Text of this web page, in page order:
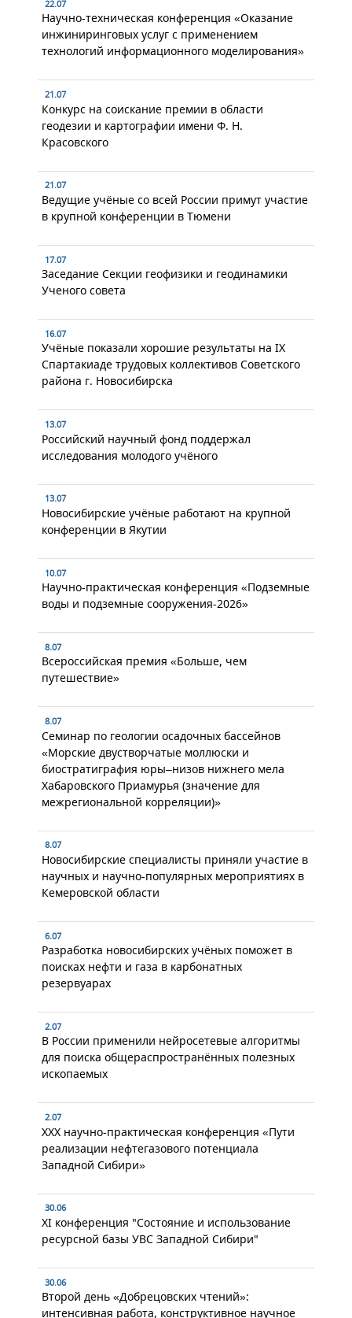
22.07
Научно-техническая конференция «Оказание
инжиниринговых услуг с применением
технологий информационного моделирования»
21.07
Конкурс на соискание премии в области
геодезии и картографии имени Ф. Н.
Красовского
21.07
Ведущие учёные со всей России примут участие
в крупной конференции в Тюмени
17.07
Заседание Секции геофизики и геодинамики
Ученого совета
16.07
Учёные показали хорошие результаты на IX
Спартакиаде трудовых коллективов Советского
района г. Новосибирска
13.07
Российский научный фонд поддержал
исследования молодого учёного
13.07
Новосибирские учёные работают на крупной
конференции в Якутии
10.07
Научно-практическая конференция «Подземные
воды и подземные сооружения-2026»
8.07
Всероссийская премия «Больше, чем
путешествие»
8.07
Семинар по геологии осадочных бассейнов
«Морские двустворчатые моллюски и
биостратиграфия юры–низов нижнего мела
Хабаровского Приамурья (значение для
межрегиональной корреляции)»
8.07
Новосибирские специалисты приняли участие в
научных и научно-популярных мероприятиях в
Кемеровской области
6.07
Разработка новосибирских учёных поможет в
поисках нефти и газа в карбонатных
резервуарах
2.07
В России применили нейросетевые алгоритмы
для поиска общераспространённых полезных
ископаемых
2.07
XXX научно-практическая конференция «Пути
реализации нефтегазового потенциала
Западной Сибири»
30.06
XI конференция "Состояние и использование
ресурсной базы УВС Западной Сибири"
30.06
Второй день «Добрецовских чтений»:
интенсивная работа, конструктивное научное